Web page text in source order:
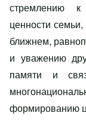
стремлению
ценности
ближнем,
и уважению
памяти и
формированию